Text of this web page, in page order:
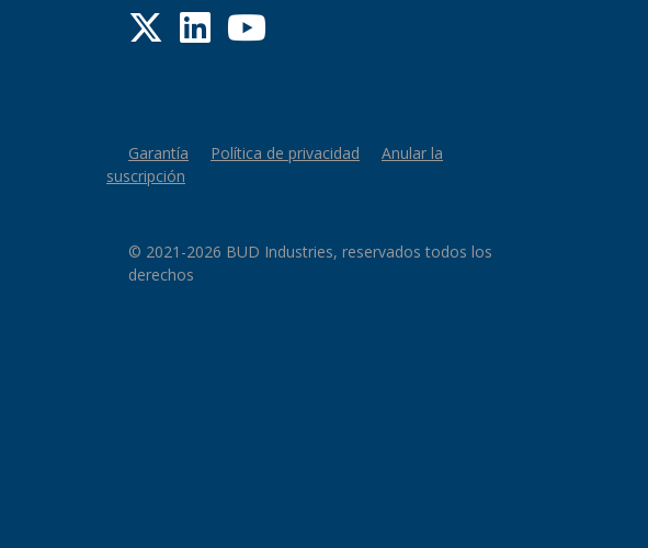
Twitter
LinkedIn
YouTube
Garantía Política de privacidad
Anular la
suscripción
© 2021-2026 BUD Industries, reservados todos los
derechos